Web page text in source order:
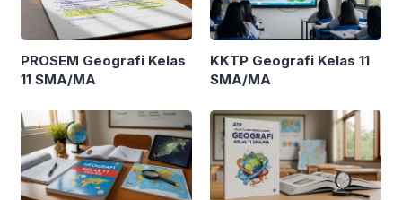
PROSEM Geografi Kelas
11 SMA/MA
KKTP Geografi Kelas 11
SMA/MA